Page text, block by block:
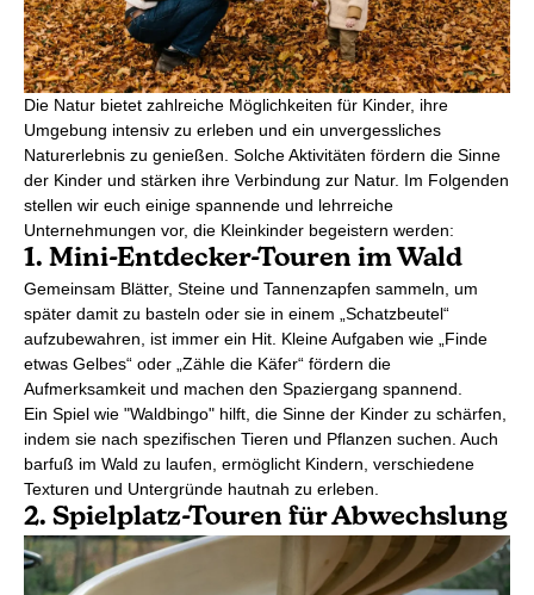
Die Natur bietet zahlreiche Möglichkeiten für Kinder, ihre
Umgebung intensiv zu erleben und ein unvergessliches
Naturerlebnis zu genießen. Solche Aktivitäten fördern die Sinne
der Kinder und stärken ihre Verbindung zur Natur. Im Folgenden
stellen wir euch einige spannende und lehrreiche
Unternehmungen vor, die Kleinkinder begeistern werden:
1. Mini-Entdecker-Touren im Wald
Gemeinsam Blätter, Steine und Tannenzapfen sammeln, um
später damit zu basteln oder sie in einem „Schatzbeutel“
aufzubewahren, ist immer ein Hit. Kleine Aufgaben wie „Finde
etwas Gelbes“ oder „Zähle die Käfer“ fördern die
Aufmerksamkeit und machen den Spaziergang spannend.
Ein Spiel wie "Waldbingo" hilft, die Sinne der Kinder zu schärfen,
indem sie nach spezifischen Tieren und Pflanzen suchen. Auch
barfuß im Wald zu laufen, ermöglicht Kindern, verschiedene
Texturen und Untergründe hautnah zu erleben.
2. Spielplatz-Touren für Abwechslung